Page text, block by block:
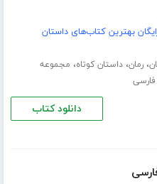
بهترین کتاب‌های داستان
،رمان،داستان کوتاه، مجموعه
دانلود کتاب